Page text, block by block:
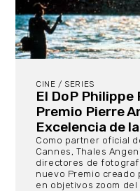
CINE / SERIES
El DoP
Premio Pierre
Excelencia de
Como partner oficial
Cannes, Thales
directores de
nuevo Premio creado
en objetivos zoom del